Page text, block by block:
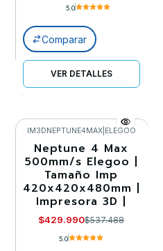
5.0
Comparar
VER DETALLES
-20%
IM3DNEPTUNE4MAX| ELEGOO
Neptune 4 Max
500mm/s Elegoo |
Tamaño Imp
420x420x480mm |
Impresora 3D |
$429.990$537.488
5.0